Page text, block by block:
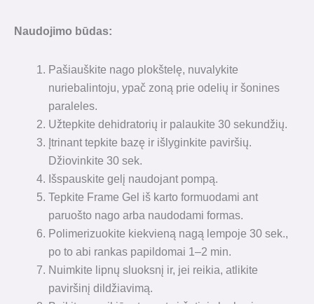
Naudojimo būdas:
Pašiauškite nago plokštelę, nuvalykite
nuriebalintoju, ypač zoną prie odelių ir šonines
paraleles.
Užtepkite dehidratorių ir palaukite 30 sekundžių.
Įtrinant tepkite bazę ir išlyginkite paviršių.
Džiovinkite 30 sek.
Išspauskite gelį naudojant pompą.
Tepkite Frame Gel iš karto formuodami ant
paruošto nago arba naudodami formas.
Polimerizuokite kiekvieną nagą lempoje 30 sek.,
po to abi rankas papildomai 1–2 min.
Nuimkite lipnų sluoksnį ir, jei reikia, atlikite
paviršinį dildžiavimą.